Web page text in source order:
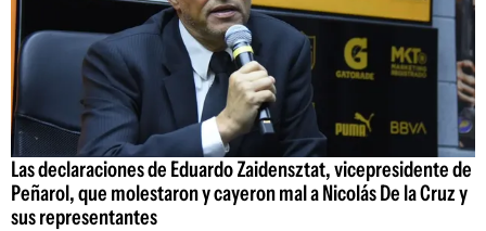
Las declaraciones de Eduardo Zaidensztat, vicepresidente de
Peñarol, que molestaron y cayeron mal a Nicolás De la Cruz y
sus representantes